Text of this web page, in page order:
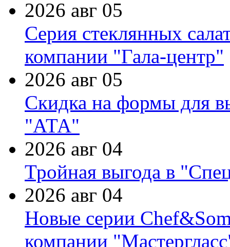
2026 авг 05
Серия стеклянных
компании "Гала-центр"
2026 авг 05
Скидка на формы для
"АТА"
2026 авг 04
Тройная выгода в
2026 авг 04
Новые серии
компании